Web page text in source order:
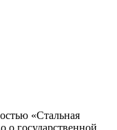
«Стальная